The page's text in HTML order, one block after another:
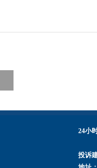
24小
投诉